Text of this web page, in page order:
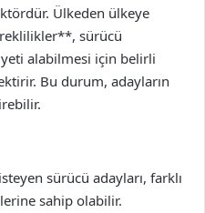
Ülkeden ülkeye
sürücü
alabilmesi için belirli
Bu durum, adayların
sürücü adayları, farklı
sahip olabilir.